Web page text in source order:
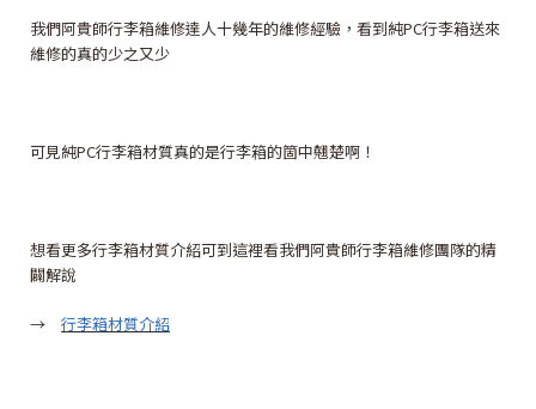
我們阿貴師行李箱維修達人十幾年的維修經驗，看到純PC行李箱送來
維修的真的少之又少
可見純PC行李箱材質真的是行李箱的箇中翹楚啊！
想看更多行李箱材質介紹可到這裡看我們阿貴師行李箱維修團隊的精
闢解說
→ 行李箱材質介紹